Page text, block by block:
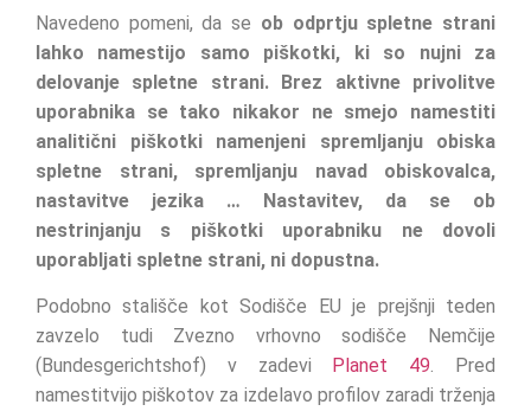
Navedeno pomeni, da se ob odprtju spletne strani
lahko namestijo samo piškotki, ki so nujni za
delovanje spletne strani. Brez aktivne privolitve
uporabnika se tako nikakor ne smejo namestiti
analitični piškotki namenjeni spremljanju obiska
spletne strani, spremljanju navad obiskovalca,
nastavitve jezika … Nastavitev, da se ob
nestrinjanju s piškotki uporabniku ne dovoli
uporabljati spletne strani, ni dopustna.
Podobno stališče kot Sodišče EU je prejšnji teden
zavzelo tudi Zvezno vrhovno sodišče Nemčije
(Bundesgerichtshof) v zadevi Planet 49. Pred
namestitvijo piškotov za izdelavo profilov zaradi trženja